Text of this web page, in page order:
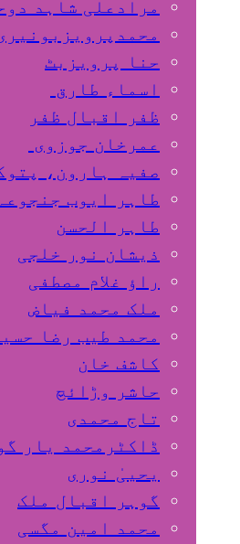
مرادعلی شاہد
حنا پرویزبٹ
اسماء طارق
ظفر اقبال ظفر
عمرخان جوزوی
صفیہ ہارون،
طاہر ایوب جنجوعہ
طاہر الحسن
ذیشان نور خلجی
راﺅ غلام مصطفی
ملک محمد فیاض
محمد طیب رضا
کاشف خان
حاشر وڑائچ
تاج محمدی
ڈاکٹرمحمد یار
گوہر اقبال ملک
محمد امین مگسی